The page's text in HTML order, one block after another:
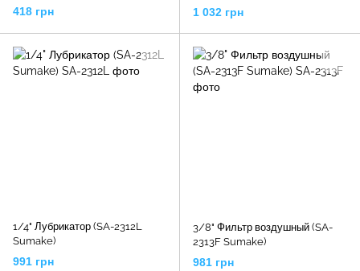
418 грн 1 032 грн
1/4" Лубрикатор (SA-2312L
Sumake)
991 грн
3/8" Фильтр воздушный (SA-
2313F Sumake)
981 грн